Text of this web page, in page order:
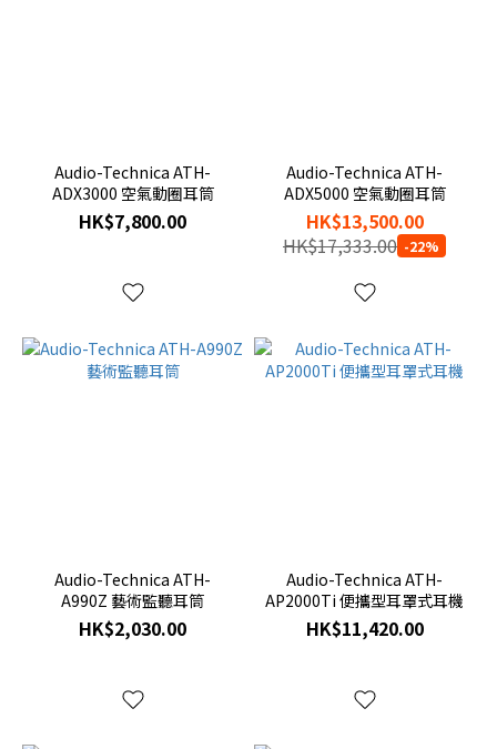
Audio-Technica ATH-
ADX3000 空氣動圈耳筒
HK$7,800.00
Audio-Technica ATH-
ADX5000 空氣動圈耳筒
HK$13,500.00
HK$17,333.00 -22%
Audio-Technica ATH-
A990Z 藝術監聽耳筒
HK$2,030.00
Audio-Technica ATH-
AP2000Ti 便攜型耳罩式耳機
HK$11,420.00